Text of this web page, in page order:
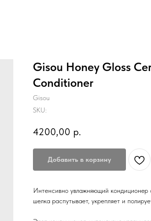
Gisou Honey Gloss
Conditioner
Gisou
SKU:
4200,00 р.
Добавить в корзину
Интенсивно увлажняющий
шелка распутывает, укрепляет и